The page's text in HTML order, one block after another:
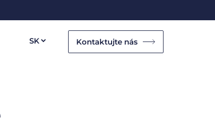
Kontaktujte nás